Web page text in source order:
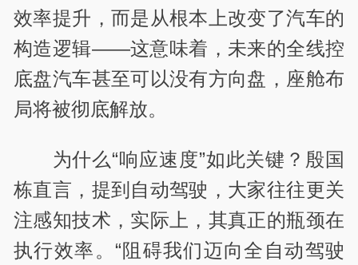
效率提升，而是从根本上改变了汽车的
构造逻辑——这意味着，未来的全线控
底盘汽车甚至可以没有方向盘，座舱布
局将被彻底解放。
为什么“响应速度”如此关键？殷国
栋直言，提到自动驾驶，大家往往更关
注感知技术，实际上，其真正的瓶颈在
执行效率。“阻碍我们迈向全自动驾驶